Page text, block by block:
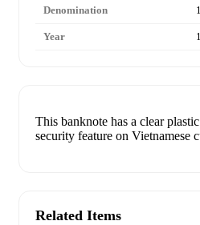
Denomination
Year
This banknote has a clear
security feature on Vietnamese
Related Items